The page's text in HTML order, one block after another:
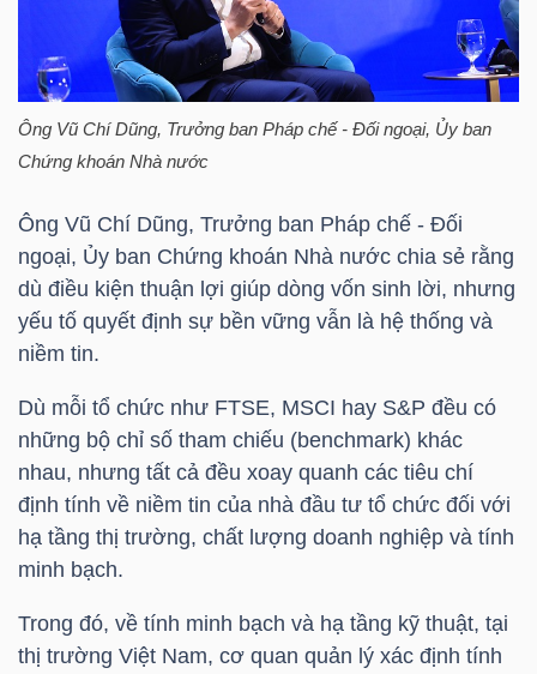
Ông Vũ Chí Dũng, Trưởng ban Pháp chế - Đối ngoại, Ủy ban
Chứng khoán Nhà nước
Ông Vũ Chí Dũng, Trưởng ban Pháp chế - Đối
ngoại, Ủy ban Chứng khoán Nhà nước chia sẻ rằng
dù điều kiện thuận lợi giúp dòng vốn sinh lời, nhưng
yếu tố quyết định sự bền vững vẫn là hệ thống và
niềm tin.
Dù mỗi tổ chức như FTSE, MSCI hay S&P đều có
những bộ chỉ số tham chiếu (benchmark) khác
nhau, nhưng tất cả đều xoay quanh các tiêu chí
định tính về niềm tin của nhà đầu tư tổ chức đối với
hạ tầng thị trường, chất lượng doanh nghiệp và tính
minh bạch.
Trong đó, về tính minh bạch và hạ tầng kỹ thuật, tại
thị trường Việt Nam, cơ quan quản lý xác định tính
TIÊU
THIẾT
YẾU
CHĂM
SÓC
SỨC
KHỎE
TÀI